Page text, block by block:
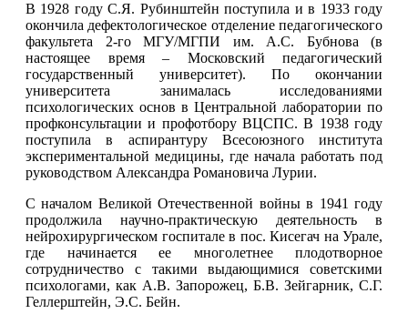
В 1928 году С.Я. Рубинштейн поступила и в 1933 году
окончила дефектологическое отделение педагогического
факультета 2-го МГУ/МГПИ им. А.С. Бубнова (в
настоящее время – Московский педагогический
государственный университет). По окончании
университета занималась исследованиями
психологических основ в Центральной лаборатории по
профконсультации и профотбору ВЦСПС. В 1938 году
поступила в аспирантуру Всесоюзного института
экспериментальной медицины, где начала работать под
руководством Александра Романовича Лурии.
С началом Великой Отечественной войны в 1941 году
продолжила научно-практическую деятельность в
нейрохирургическом госпитале в пос. Кисегач на Урале,
где начинается ее многолетнее плодотворное
сотрудничество с такими выдающимися советскими
психологами, как А.В. Запорожец, Б.В. Зейгарник, С.Г.
Геллерштейн, Э.С. Бейн.